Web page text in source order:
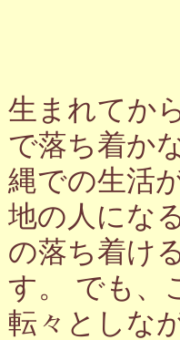
生まれてか
で落ち着か
縄での生活
地の人にな
の落ち着け
す。 でも、
転々としな